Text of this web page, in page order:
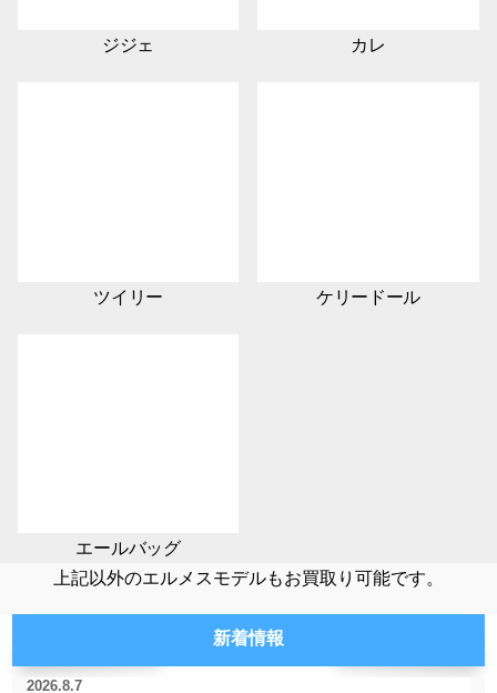
ジジェ カレ
ツイリー ケリードール
エールバッグ
上記以外のエルメスモデルもお買取り可能です。
新着情報